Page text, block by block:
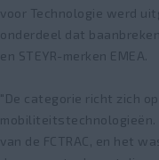
voor Technologie werd
onderdeel dat
en STEYR-merken EMEA.
"De categorie richt zich
mobiliteitstechnologieën.
van de FCTRAC, en het